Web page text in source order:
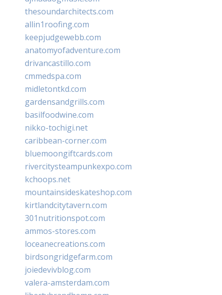
thesoundarchitects.com
allin1roofing.com
keepjudgewebb.com
anatomyofadventure.com
drivancastillo.com
cmmedspa.com
midletontkd.com
gardensandgrills.com
basilfoodwine.com
nikko-tochigi.net
caribbean-corner.com
bluemoongiftcards.com
rivercitysteampunkexpo.com
kchoops.net
mountainsideskateshop.com
kirtlandcitytavern.com
301nutritionspot.com
ammos-stores.com
loceanecreations.com
birdsongridgefarm.com
joiedevivblog.com
valera-amsterdam.com